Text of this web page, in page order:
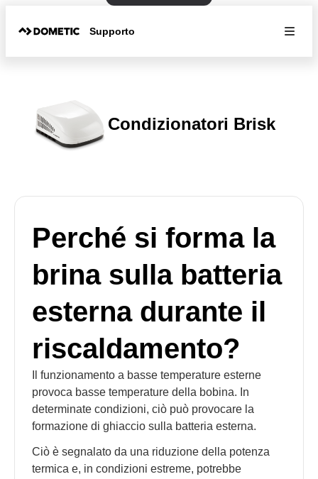
Supporto
Condizionatori Brisk
Perché si forma la
brina sulla batteria
esterna durante il
riscaldamento?
Il funzionamento a basse temperature esterne
provoca basse temperature della bobina. In
determinate condizioni, ciò può provocare la
formazione di ghiaccio sulla batteria esterna.
Ciò è segnalato da una riduzione della potenza
termica e, in condizioni estreme, potrebbe